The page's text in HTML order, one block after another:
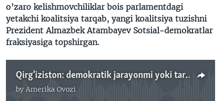
o’zaro kelishmovchiliklar bois parlamentdagi
yetakchi koalitsiya tarqab, yangi koalitsiya tuzishni
Prezident Almazbek Atambayev Sotsial-demokratlar
fraksiyasiga topshirgan.
Qirg'iziston: demokratik jarayonmi yoki tarqoqlik?
by Amerika Ovozi
No media source currently available